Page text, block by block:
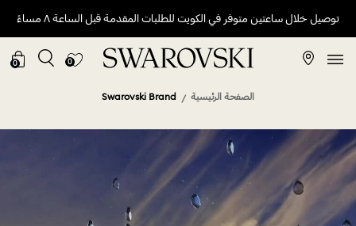
توصيل خلال ساعتين متوفر في الكويت للطلبات المقدمة قبل الساعة ٨ مساءً
0
0
الصفحة الرئيسية Swarovski Brand